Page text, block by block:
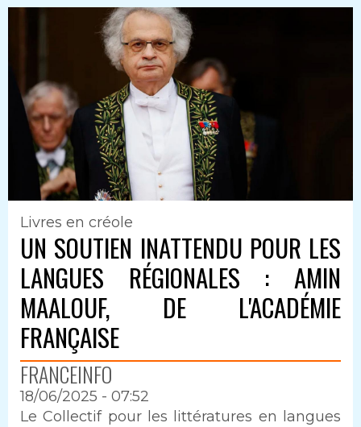
Livres en créole
UN SOUTIEN INATTENDU POUR LES
LANGUES RÉGIONALES : AMIN
MAALOUF, DE L'ACADÉMIE
FRANÇAISE
FRANCEINFO
18/06/2025 - 07:52
Intro
Le Collectif pour les littératures en langues